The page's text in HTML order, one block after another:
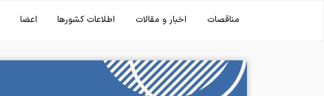
مناقصات اخبار و مقالات اطلاعات کشورها اعضا